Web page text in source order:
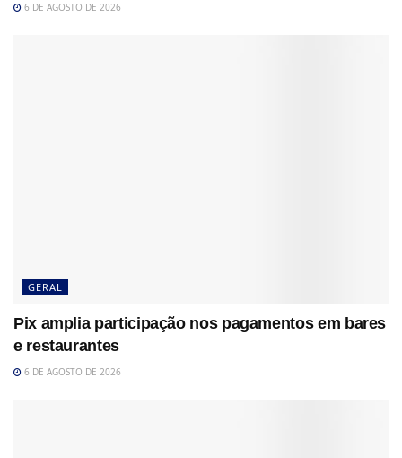
6 DE AGOSTO DE 2026
GERAL
Pix amplia participação nos pagamentos em bares
e restaurantes
6 DE AGOSTO DE 2026